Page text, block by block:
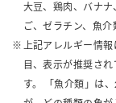
大豆、鶏肉、バナ
ご、ゼラチン、魚介
上記アレルギー情
目、表示が推奨さ
す。 「魚介類」は